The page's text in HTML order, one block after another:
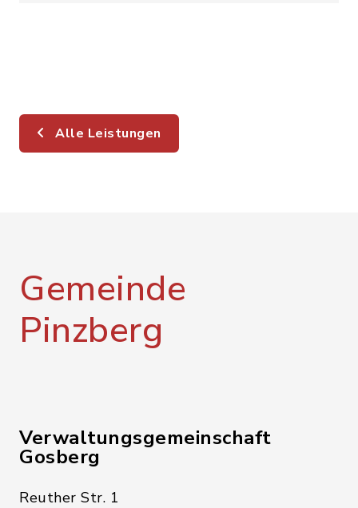
Alle Leistungen
Gemeinde
Pinzberg
Verwaltungsgemeinschaft
Gosberg
Reuther Str. 1